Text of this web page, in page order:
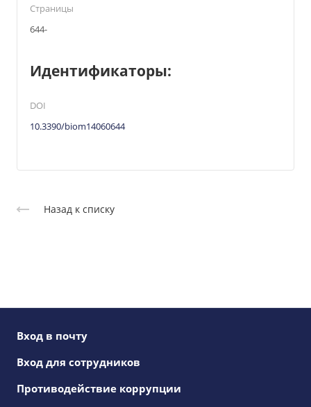
Страницы
644-
Идентификаторы:
DOI
10.3390/biom14060644
Назад к списку
Вход в почту
Вход для сотрудников
Противодействие коррупции